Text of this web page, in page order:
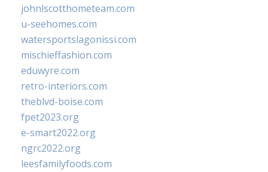
johnlscotthometeam.com
u-seehomes.com
watersportslagonissi.com
mischieffashion.com
eduwyre.com
retro-interiors.com
theblvd-boise.com
fpet2023.org
e-smart2022.org
ngrc2022.org
leesfamilyfoods.com